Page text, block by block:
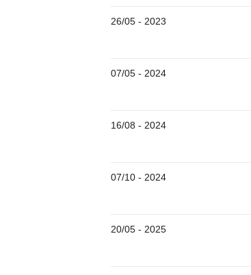
26/05 - 2023
07/05 - 2024
16/08 - 2024
07/10 - 2024
20/05 - 2025